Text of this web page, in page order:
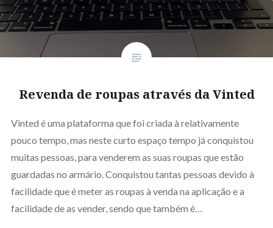
Revenda de roupas através da Vinted
Vinted é uma plataforma que foi criada à relativamente
pouco tempo, mas neste curto espaço tempo já conquistou
muitas pessoas, para venderem as suas roupas que estão
guardadas no armário. Conquistou tantas pessoas devido à
facilidade que é meter as roupas à venda na aplicação e a
facilidade de as vender, sendo que também é…